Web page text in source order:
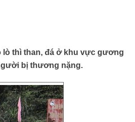
lò thì than, đá ở khu vực gương
bị thương nặng.